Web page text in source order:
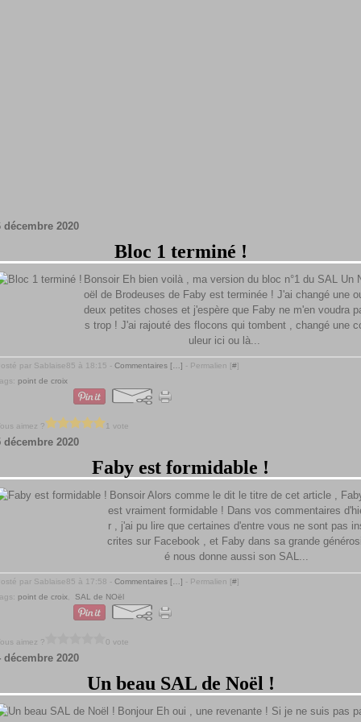
décembre 2020
Bloc 1 terminé !
Bonsoir Eh bien voilà , ma version du bloc n°1 du SAL Un
oël de Brodeuses de Faby est terminée ! J'ai changé une
deux petites choses et j'espère que Faby ne m'en voudra
s trop ! J'ai rajouté des flocons qui tombent , changé une
uleur ici ou là...
par Sablaise85 à 18:15 - Commentaires [ ] - Permalien [#]
point de croix
aimez ? 1 vote
décembre 2020
Faby est formidable !
Bonsoir Alors comme le dit le titre de cet article ,
est vraiment formidable ! Dans vos commentaires
r , j'ai pu lire que certaines d'entre vous ne sont pas
crites sur Facebook , et Faby dans sa grande
é nous donne aussi son SAL...
par Sablaise85 à 17:58 - Commentaires [ ] - Permalien [#]
point de croix SAL de NOël
aimez ? 0 vote
décembre 2020
Un beau SAL de Noël !
Bonjour Eh oui , une revenante ! Si je ne suis pas